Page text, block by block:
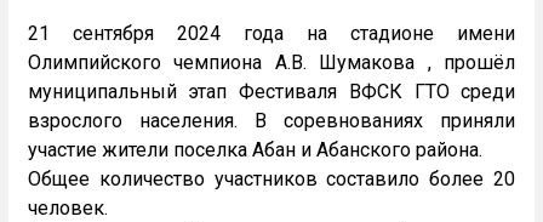
21 сентября 2024 года на стадионе имени
Олимпийского чемпиона А.В. Шумакова , прошёл
муниципальный этап Фестиваля ВФСК ГТО среди
взрослого населения. В соревнованиях приняли
участие жители поселка Абан и Абанского района.
Общее количество участников составило более 20
человек.